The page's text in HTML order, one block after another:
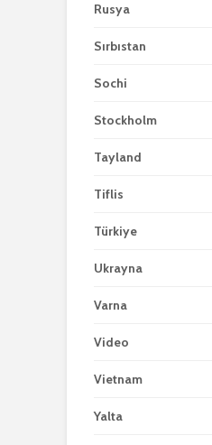
Rusya
Sırbıstan
Sochi
Stockholm
Tayland
Tiflis
Türkiye
Ukrayna
Varna
Video
Vietnam
Yalta